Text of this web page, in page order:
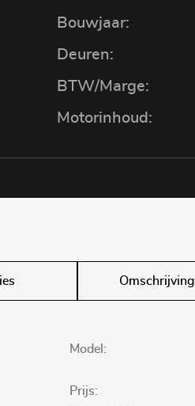
Bouwjaar:
Deuren:
BTW/Marge:
Motorinhoud:
Omschrijving
Model:
Prijs: